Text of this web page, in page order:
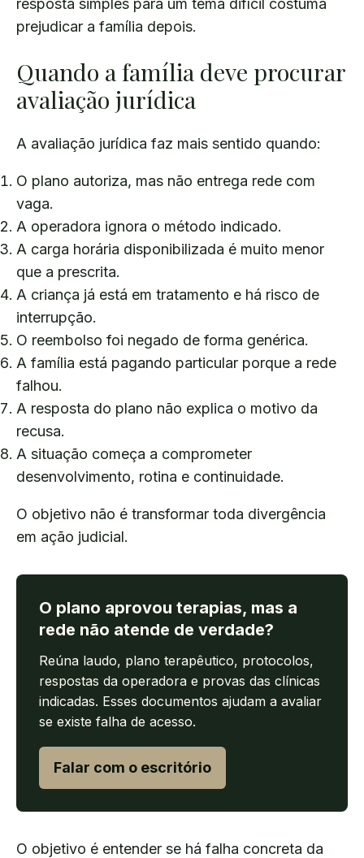
resposta simples para um tema difícil costuma
prejudicar a família depois.
Quando a família deve procurar
avaliação jurídica
A avaliação jurídica faz mais sentido quando:
O plano autoriza, mas não entrega rede com
vaga.
A operadora ignora o método indicado.
A carga horária disponibilizada é muito menor
que a prescrita.
A criança já está em tratamento e há risco de
interrupção.
O reembolso foi negado de forma genérica.
A família está pagando particular porque a rede
falhou.
A resposta do plano não explica o motivo da
recusa.
A situação começa a comprometer
desenvolvimento, rotina e continuidade.
O objetivo não é transformar toda divergência
em ação judicial.
O plano aprovou terapias, mas a
rede não atende de verdade?
Reúna laudo, plano terapêutico, protocolos,
respostas da operadora e provas das clínicas
indicadas. Esses documentos ajudam a avaliar
se existe falha de acesso.
Falar com o escritório
O objetivo é entender se há falha concreta da